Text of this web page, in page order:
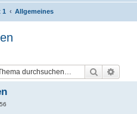
1 Allgemeines
Suche